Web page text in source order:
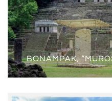
BONAMPAK,